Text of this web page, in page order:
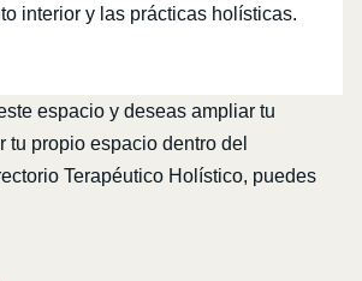
interior y las prácticas holísticas.
espacio y deseas ampliar tu
tu propio espacio dentro del
Terapéutico Holístico, puedes